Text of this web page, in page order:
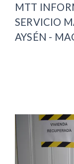
MTT
SERVICIO
AYSÉN -